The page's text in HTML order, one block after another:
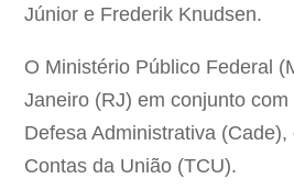
Júnior e Frederik Knudsen.
O Ministério Público Federal
Janeiro (RJ) em conjunto
Defesa Administrativa (Cade),
Contas da União (TCU).